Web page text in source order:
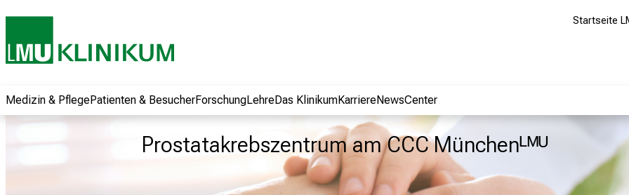
Startseite
Medizin & PflegePatienten & BesucherForschungLehreDas KlinikumKarriereNewsCenter
Prostatakrebszentrum am CCC Münchenᴸᴹᵁ
Informationen zu
Jobs, Ausbildungen
Weiterbildungen.
Kommen Sie